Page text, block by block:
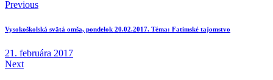
Previous
Vysokoškolská svätá omša, pondelok 20.02.2017. Téma: Fatimské tajomstvo
21. februára 2017
Next